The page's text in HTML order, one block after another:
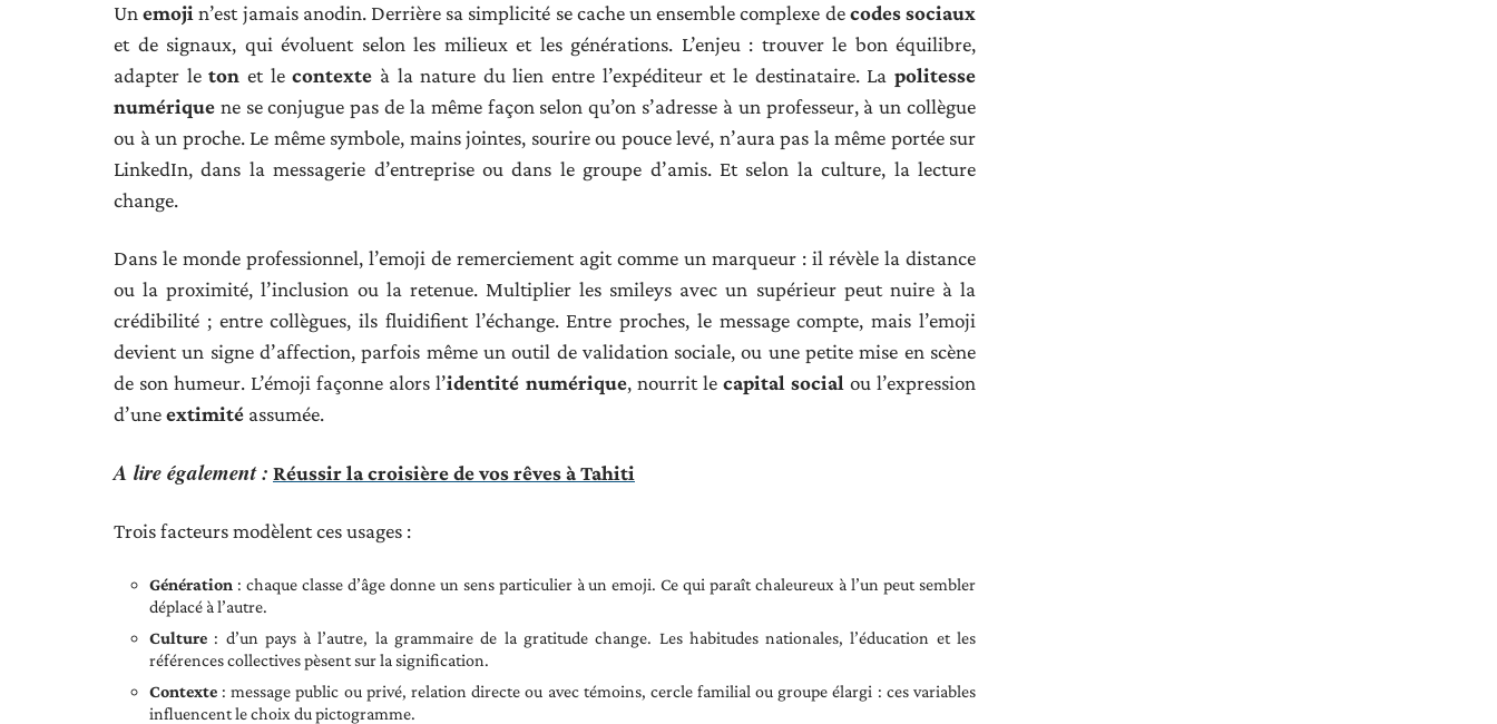
Unemoji n’est jamais anodin. Derrière sa simplicité se cache un ensemble complexe decodes sociaux
et de signaux, qui évoluent selon les milieux et les générations. L’enjeu : trouver le bon équilibre,
adapter leton et lecontexte à la nature du lien entre l’expéditeur et le destinataire. Lapolitesse
numérique ne se conjugue pas de la même façon selon qu’on s’adresse à un professeur, à un collègue
ou à un proche. Le même symbole, mains jointes, sourire ou pouce levé, n’aura pas la même portée sur
LinkedIn, dans la messagerie d’entreprise ou dans le groupe d’amis. Et selon la culture, la lecture
change.
Dans le monde professionnel, l’emoji de remerciement agit comme un marqueur : il révèle la distance
ou la proximité, l’inclusion ou la retenue. Multiplier les smileys avec un supérieur peut nuire à la
crédibilité ; entre collègues, ils fluidifient l’échange. Entre proches, le message compte, mais l’emoji
devient un signe d’affection, parfois même un outil de validation sociale, ou une petite mise en scène
de son humeur. L’émoji façonne alors l’identité numérique, nourrit le capital social ou l’expression
d’uneextimité assumée.
A lire également : Réussir la croisière de vos rêves à Tahiti
Trois facteurs modèlent ces usages :
Génération : chaque classe d’âge donne un sens particulier à un emoji. Ce qui paraît chaleureux à l’un peut sembler
déplacé à l’autre.
Culture : d’un pays à l’autre, la grammaire de la gratitude change. Les habitudes nationales, l’éducation et les
références collectives pèsent sur la signification.
Contexte : message public ou privé, relation directe ou avec témoins, cercle familial ou groupe élargi : ces variables
influencent le choix du pictogramme.